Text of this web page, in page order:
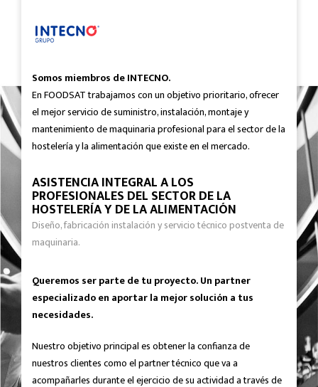
Somos miembros de INTECNO.
En FOODSAT trabajamos con un objetivo prioritario, ofrecer
el mejor servicio de suministro, instalación, montaje y
mantenimiento de maquinaria profesional para el sector de la
hostelería y la alimentación que existe en el mercado.
ASISTENCIA INTEGRAL A LOS
PROFESIONALES DEL SECTOR DE LA
HOSTELERÍA Y DE LA ALIMENTACIÓN
Diseño, fabricación instalación y servicio técnico postventa de
maquinaria.
Queremos ser parte de tu proyecto. Un partner
especializado en aportar la mejor solución a tus
necesidades.
Nuestro objetivo principal es obtener la confianza de
nuestros clientes como el partner técnico que va a
acompañarles durante el ejercicio de su actividad a través de